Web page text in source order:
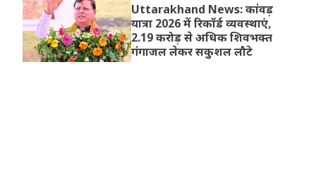
Uttarakhand News: कांवड़
यात्रा 2026 में रिकॉर्ड व्यवस्थाएं,
2.19 करोड़ से अधिक शिवभक्त
गंगाजल लेकर सकुशल लौटे